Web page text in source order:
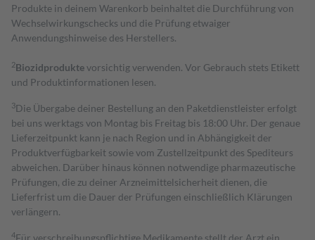
Produkte in deinem Warenkorb beinhaltet die Durchführung von
Wechselwirkungschecks und die Prüfung etwaiger
Anwendungshinweise des Herstellers.
2Biozidproduktevorsichtig verwenden. Vor Gebrauch stets Etikett
und Produktinformationen lesen.
3Die Übergabe deiner Bestellung an den Paketdienstleister erfolgt
bei uns werktags von Montag bis Freitag bis 18:00 Uhr. Der genaue
Lieferzeitpunkt kann je nach Region und in Abhängigkeit der
Produktverfügbarkeit sowie vom Zustellzeitpunkt des Spediteurs
abweichen. Darüber hinaus können notwendige pharmazeutische
Prüfungen, die zu deiner Arzneimittelsicherheit dienen, die
Lieferfrist um die Dauer der Prüfungen einschließlich Klärungen
verlängern.
4Für verschreibungspflichtige Medikamente stellt der Arzt ein